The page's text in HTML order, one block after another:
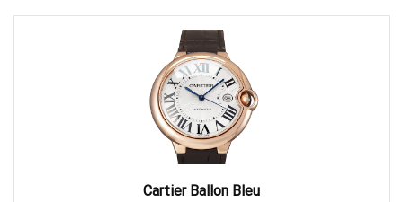
Cartier Ballon Bleu